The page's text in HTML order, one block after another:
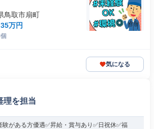
鳥取市扇町
万円
気になる
理を担当
験がある方優遇✅昇給・賞与あり✅日祝休✅福